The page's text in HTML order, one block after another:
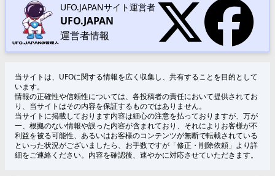
UFO.JAPANサイト運営者
UFO.JAPAN
運営者情報
当サイトは、UFOに関する情報を広く収集し、共有することを目的として
います。
情報の正確性や信頼性については、各投稿者の責任において提供されてお
り、当サイトはその内容を保証するものではありません。
当サイトに掲載しております内容は細心の注意を払っておりますが、万が
一、根拠のない情報や誤った内容が含まれており、それによりお客様が不
利益を被る可能性、あるいはお客様のコンテンツが無断で転載されている
といった状況がございましたら、お手数ですが「修正・削除依頼」より詳
細をご連絡ください。内容を確認後、速やかに対応させていただきます。